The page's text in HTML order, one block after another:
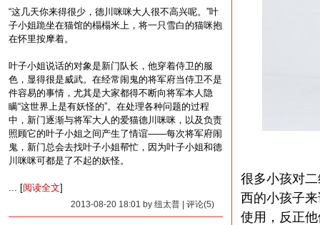
“这几天你来得很少，德川咪咪大人很不高兴呢。”叶
子小姐跪坐在猫馆的榻榻米上，将一只雪白的猫咪抱
在怀里按摩着。
叶子小姐说话的对象是新门队长，他穿着侍卫的服
色，显得很是威武。在经常闹鬼的将军府当侍卫不是
件容易的事情，尤其是大家都得不断向将军本人隐
瞒“这世界上是有妖怪的”。在处理各种问题的过程
中，新门逐渐与将军大人的爱猫德川咪咪，以及负责
照顾它的叶子小姐之间产生了情谊——每次将军府闹
鬼，新门总会去找叶子小姐帮忙，因为叶子小姐和德
川咪咪可都是了不起的妖怪。
... [阅读全文]
2013-08-20 18:01 by 纽太普 | 评论(5)
很多小孩对
西的小孩子
使用，反正